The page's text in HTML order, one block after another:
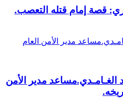
قصة إمام قتله التعصب.
مدير الأمن العام
الغـامـدي.مساعد مدير الأمن